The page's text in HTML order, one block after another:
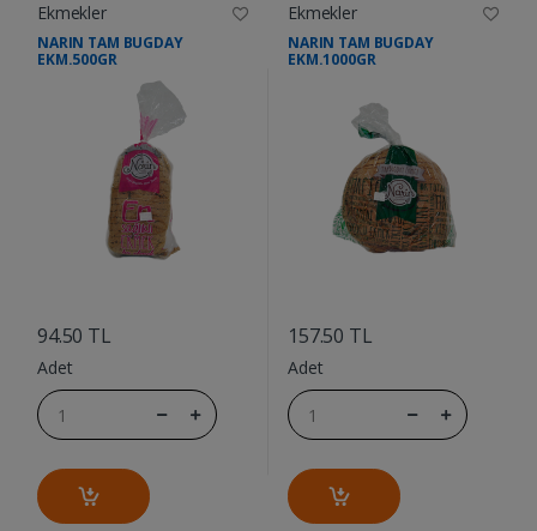
Ekmekler
NARIN TAM BUGDAY
EKM.500GR
94.50 TL
Adet
Ekmekler
NARIN TAM BUGDAY
EKM.1000GR
157.50 TL
Adet